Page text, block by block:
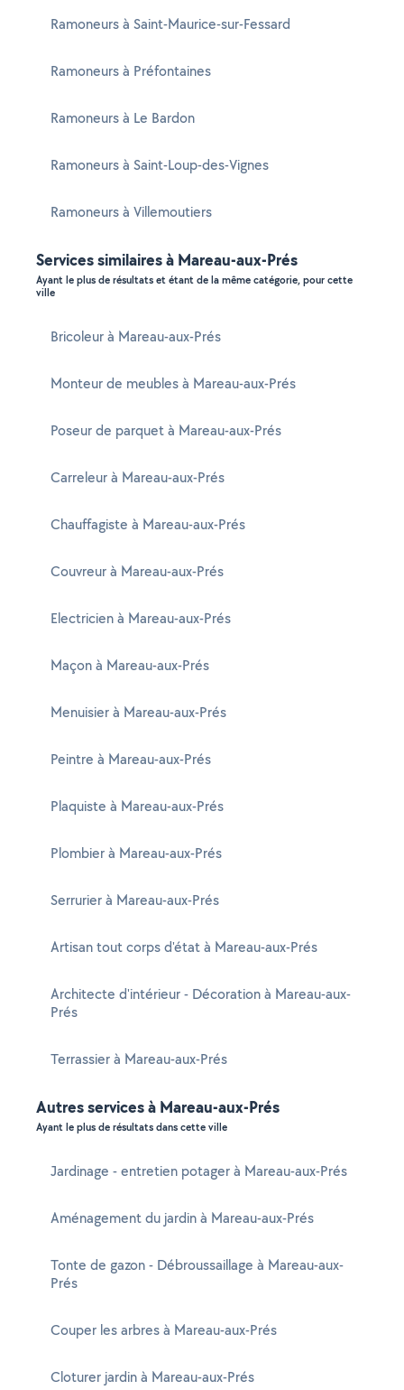
Ramoneurs à Saint-Maurice-sur-Fessard
Ramoneurs à Préfontaines
Ramoneurs à Le Bardon
Ramoneurs à Saint-Loup-des-Vignes
Ramoneurs à Villemoutiers
Services similaires à Mareau-aux-Prés
Ayant le plus de résultats et étant de la même catégorie, pour cette
ville
Bricoleur à Mareau-aux-Prés
Monteur de meubles à Mareau-aux-Prés
Poseur de parquet à Mareau-aux-Prés
Carreleur à Mareau-aux-Prés
Chauffagiste à Mareau-aux-Prés
Couvreur à Mareau-aux-Prés
Electricien à Mareau-aux-Prés
Maçon à Mareau-aux-Prés
Menuisier à Mareau-aux-Prés
Peintre à Mareau-aux-Prés
Plaquiste à Mareau-aux-Prés
Plombier à Mareau-aux-Prés
Serrurier à Mareau-aux-Prés
Artisan tout corps d'état à Mareau-aux-Prés
Architecte d'intérieur - Décoration à Mareau-aux-
Prés
Terrassier à Mareau-aux-Prés
Autres services à Mareau-aux-Prés
Ayant le plus de résultats dans cette ville
Jardinage - entretien potager à Mareau-aux-Prés
Aménagement du jardin à Mareau-aux-Prés
Tonte de gazon - Débroussaillage à Mareau-aux-
Prés
Couper les arbres à Mareau-aux-Prés
Cloturer jardin à Mareau-aux-Prés